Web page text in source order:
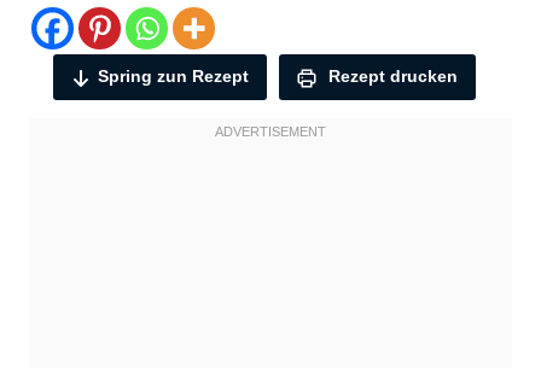
Spring zun Rezept Rezept drucken